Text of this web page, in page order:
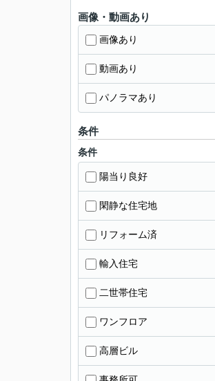
画像・動画あり
画像あり
動画あり
パノラマあり
条件
条件
陽当り良好
閑静な住宅地
リフォーム済
輸入住宅
二世帯住宅
ワンフロア
高層ビル